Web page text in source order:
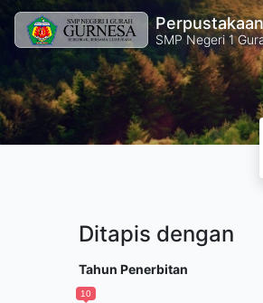
SMP Negeri 1
Ditapis dengan
Tahun Penerbitan
10